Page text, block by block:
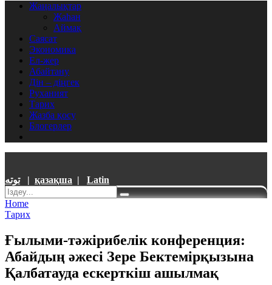
Жаңалықтар
Жаһан
Аймақ
Саясат
Экономика
Ел-жер
Абайтану
Дін – діңгек
Руханият
Тарих
Жазба қосу
Блогерлер
توتە| қазақша | Latin
Home
Тарих
Ғылыми-тәжірибелік конференция:
Абайдың әжесі Зере Бектемірқызына
Қалбатауда ескерткіш ашылмақ